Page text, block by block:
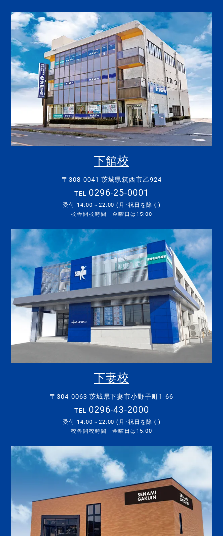
下館校
〒308-0041 茨城県筑西市乙924
TEL 0296-25-0001
受付 14:00～22:00 (月･祝日を除く)
校舎開校時間 金曜日は15:00
下妻校
〒304-0063 茨城県下妻市小野子町1-66
TEL 0296-43-2000
受付 14:00～22:00 (月･祝日を除く)
校舎開校時間 金曜日は15:00